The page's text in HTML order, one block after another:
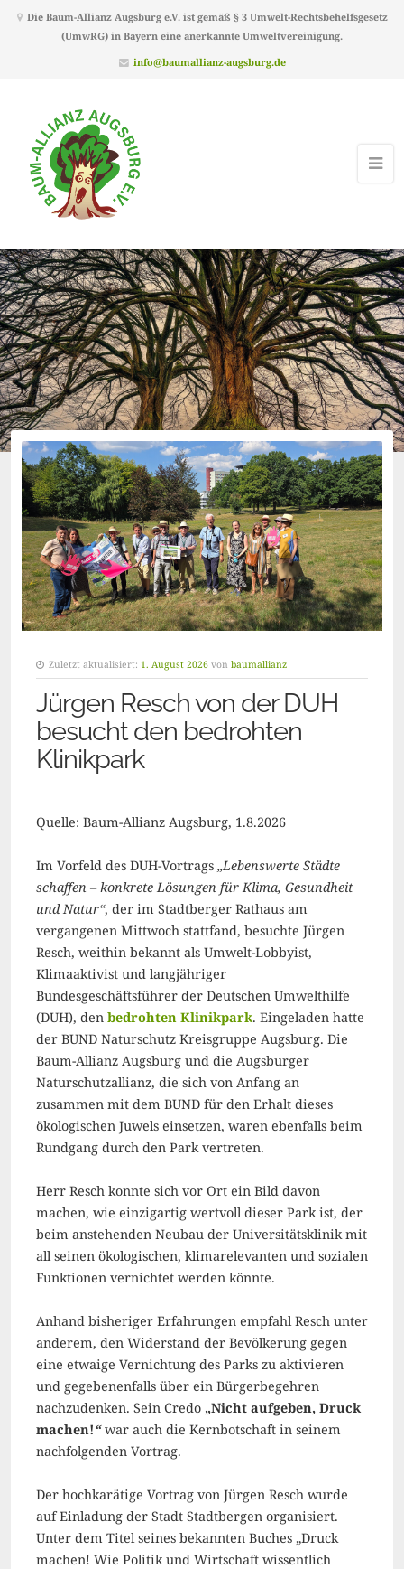
Die Baum-Allianz Augsburg e.V. ist gemäß § 3 Umwelt-Rechtsbehelfsgesetz
(UmwRG) in Bayern eine anerkannte Umweltvereinigung.
info@baumallianz-augsburg.de
Zuletzt aktualisiert: 1. August 2026 von baumallianz
Jürgen Resch von der DUH
besucht den bedrohten
Klinikpark
Quelle: Baum-Allianz Augsburg, 1.8.2026
Im Vorfeld des DUH-Vortrags „Lebenswerte Städte
schaffen – konkrete Lösungen für Klima, Gesundheit
und Natur“, der im Stadtberger Rathaus am
vergangenen Mittwoch stattfand, besuchte Jürgen
Resch, weithin bekannt als Umwelt-Lobbyist,
Klimaaktivist und langjähriger
Bundesgeschäftsführer der Deutschen Umwelthilfe
(DUH), den bedrohten Klinikpark. Eingeladen hatte
der BUND Naturschutz Kreisgruppe Augsburg. Die
Baum-Allianz Augsburg und die Augsburger
Naturschutzallianz, die sich von Anfang an
zusammen mit dem BUND für den Erhalt dieses
ökologischen Juwels einsetzen, waren ebenfalls beim
Rundgang durch den Park vertreten.
Herr Resch konnte sich vor Ort ein Bild davon
machen, wie einzigartig wertvoll dieser Park ist, der
beim anstehenden Neubau der Universitätsklinik mit
all seinen ökologischen, klimarelevanten und sozialen
Funktionen vernichtet werden könnte.
Anhand bisheriger Erfahrungen empfahl Resch unter
anderem, den Widerstand der Bevölkerung gegen
eine etwaige Vernichtung des Parks zu aktivieren
und gegebenenfalls über ein Bürgerbegehren
nachzudenken. Sein Credo „Nicht aufgeben, Druck
machen!“war auch die Kernbotschaft in seinem
nachfolgenden Vortrag.
Der hochkarätige Vortrag von Jürgen Resch wurde
auf Einladung der Stadt Stadtbergen organisiert.
Unter dem Titel seines bekannten Buches „Druck
machen! Wie Politik und Wirtschaft wissentlich